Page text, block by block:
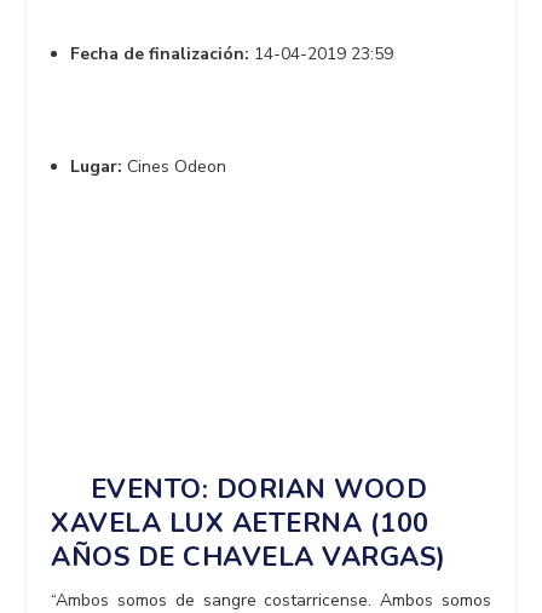
Fecha de finalización: 14-04-2019 23:59
Lugar: Cines Odeon
EVENTO: DORIAN WOOD
XAVELA LUX AETERNA (100
AÑOS DE CHAVELA VARGAS)
“Ambos somos de sangre costarricense. Ambos somos